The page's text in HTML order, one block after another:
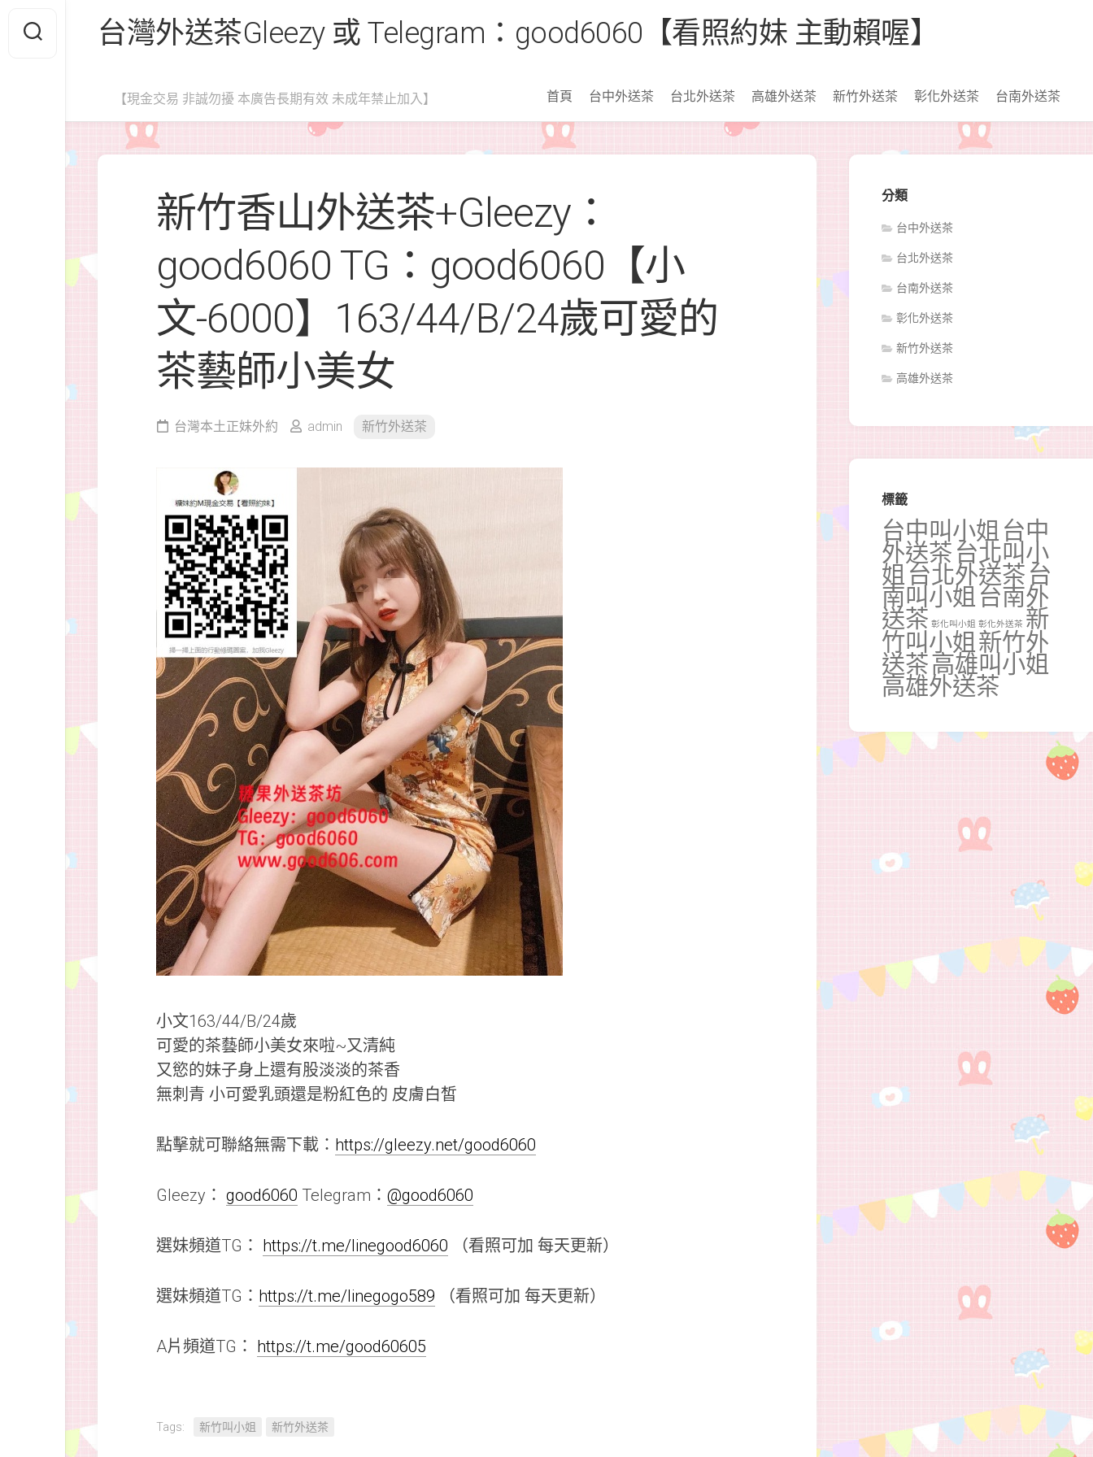
content
台灣外送茶Gleezy 或 Telegram：good6060【看照約妹 主動賴喔】
【現金交易 非誠勿擾 本廣告長期有效 未成年禁止加入】 首頁 台中外送茶 台北外送茶 高雄外送茶 新竹外送茶 彰化外送茶 台南外送茶
新竹香山外送茶+Gleezy：
good6060 TG：good6060【小
文-6000】163/44/B/24歲可愛的
茶藝師小美女
台灣本土正妹外約 admin 新竹外送茶
小文163/44/B/24歲
可愛的茶藝師小美女來啦~又清純
又慾的妹子身上還有股淡淡的茶香
無刺青 小可愛乳頭還是粉紅色的 皮膚白皙
點擊就可聯絡無需下載： https://gleezy.net/good6060
Gleezy： good6060 Telegram： @good6060
選妹頻道TG： https://t.me/linegood6060 （看照可加 每天更新）
選妹頻道TG： https://t.me/linegogo589 （看照可加 每天更新）
A片頻道TG： https://t.me/good60605
Tags: 新竹叫小姐 新竹外送茶
分類
台中外送茶
台北外送茶
台南外送茶
彰化外送茶
新竹外送茶
高雄外送茶
標籤
台中叫小姐 台中
外送茶 台北叫小
姐 台北外送茶 台
南叫小姐 台南外
送茶 彰化叫小姐 彰化外送茶 新
竹叫小姐 新竹外
送茶高雄叫小姐
高雄外送茶